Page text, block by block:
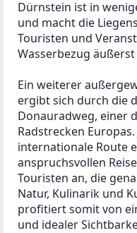
Dürnstein ist in
und macht die
Touristen und
Wasserbezug
Ein weiterer
ergibt sich durch die
Donauradweg, einer
Radstrecken
internationale Route
anspruchsvollen
Touristen an, die
Natur, Kulinarik und
profitiert somit von
und idealer